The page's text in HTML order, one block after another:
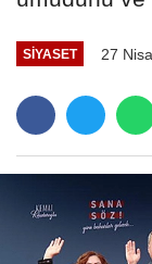
SIYASET 27